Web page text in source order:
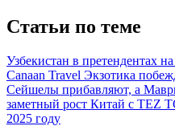
Статьи по теме
Узбекистан в претендентах
Canaan Travel Экзотика
Сейшелы прибавляют, а
заметный рост Китай с TEZ
2025 году